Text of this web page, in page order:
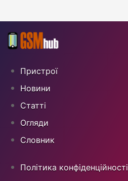
Пристрої
Новини
Статті
Огляди
Cловник
Політика конфіденційності